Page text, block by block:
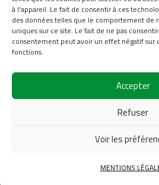
à l'appareil. Le fait de consentir à ces
des données telles que le comportement de
uniques sur ce site. Le fait de ne pas
consentement peut avoir un effet négatif sur
fonctions.
Accepter
Refuser
Voir les
MENTIONS
Login
Contact
Suivez-nous sur
légales